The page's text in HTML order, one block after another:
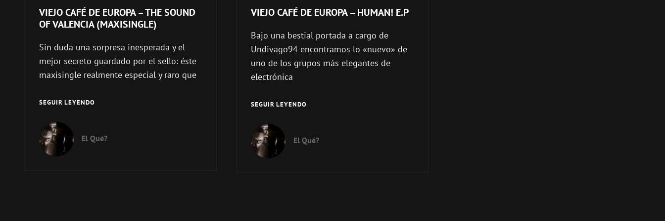
VIEJO CAFÉ DE EUROPA – THE SOUND
OF VALENCIA (MAXISINGLE)
Sin duda una sorpresa inesperada y el
mejor secreto guardado por el sello: éste
maxisingle realmente especial y raro que
SEGUIR LEYENDOVIEJO
EUROPA
El Qué?
VIEJO CAFÉ DE EUROPA – HUMAN! E.P
Bajo una bestial portada a cargo de
Undivago94 encontramos lo «nuevo» de
uno de los grupos más elegantes de
electrónica
SEGUIR LEYENDOVIEJO
EUROPA
El Qué?